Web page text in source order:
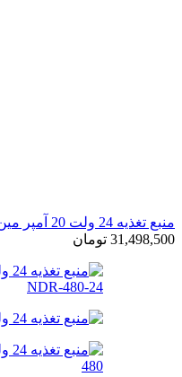
منبع تغذیه 24 ولت 20 آمپر مین ول مدل TDR-480-24 (سه فاز)
31,498,500 تومان